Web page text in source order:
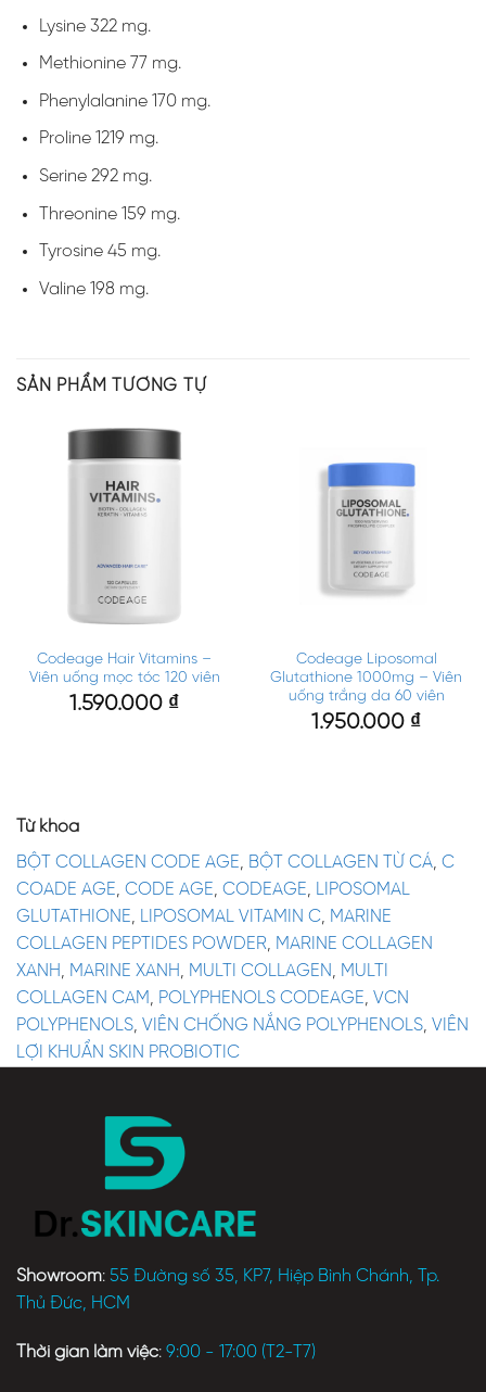
Lysine 322 mg.
Methionine 77 mg.
Phenylalanine 170 mg.
Proline 1219 mg.
Serine 292 mg.
Threonine 159 mg.
Tyrosine 45 mg.
Valine 198 mg.
SẢN PHẨM TƯƠNG TỰ
Codeage Hair Vitamins –
Viên uống mọc tóc 120 viên
1.590.000 ₫
Codeage Liposomal
Glutathione 1000mg – Viên
uống trắng da 60 viên
1.950.000 ₫
Từ khóa
BỘT COLLAGEN CODE AGE, BỘT COLLAGEN TỪ CÁ, C
COADE AGE, CODE AGE, CODEAGE, LIPOSOMAL
GLUTATHIONE, LIPOSOMAL VITAMIN C, MARINE
COLLAGEN PEPTIDES POWDER, MARINE COLLAGEN
XANH, MARINE XANH, MULTI COLLAGEN, MULTI
COLLAGEN CAM, POLYPHENOLS CODEAGE, VCN
POLYPHENOLS, VIÊN CHỐNG NẮNG POLYPHENOLS, VIÊN
LỢI KHUẨN SKIN PROBIOTIC
Showroom: 55 Đường số 35, KP7, Hiệp Bình Chánh, Tp.
Thủ Đức, HCM
Thời gian làm việc: 9:00 - 17:00 (T2-T7)